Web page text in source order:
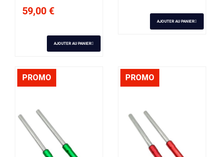
59,00 €
AJOUTER AU PANIER
AJOUTER AU PANIER
PROMO PROMO